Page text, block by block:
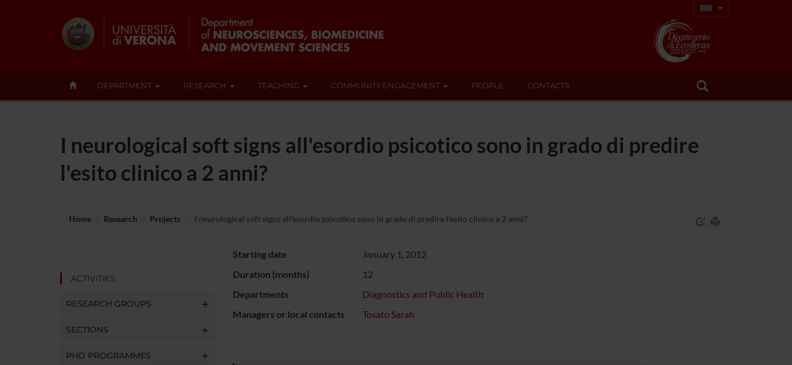
DEPARTMENT RESEARCH TEACHING COMMUNITY ENGAGEMENT PEOPLE CONTACTS
I neurological soft signs all'esordio psicotico sono in grado di predire
l'esito clinico a 2 anni?
Home Research Projects I neurological soft signs all'esordio psicotico sono in grado di predire l'esito clinico a 2 anni?
ACTIVITIES
RESEARCH GROUPS
SECTIONS
PHD PROGRAMMES
Starting date
January 1, 2012
Duration (months)
12
Departments
Diagnostics and Public Health
Managers or local contacts
Tosato Sarah